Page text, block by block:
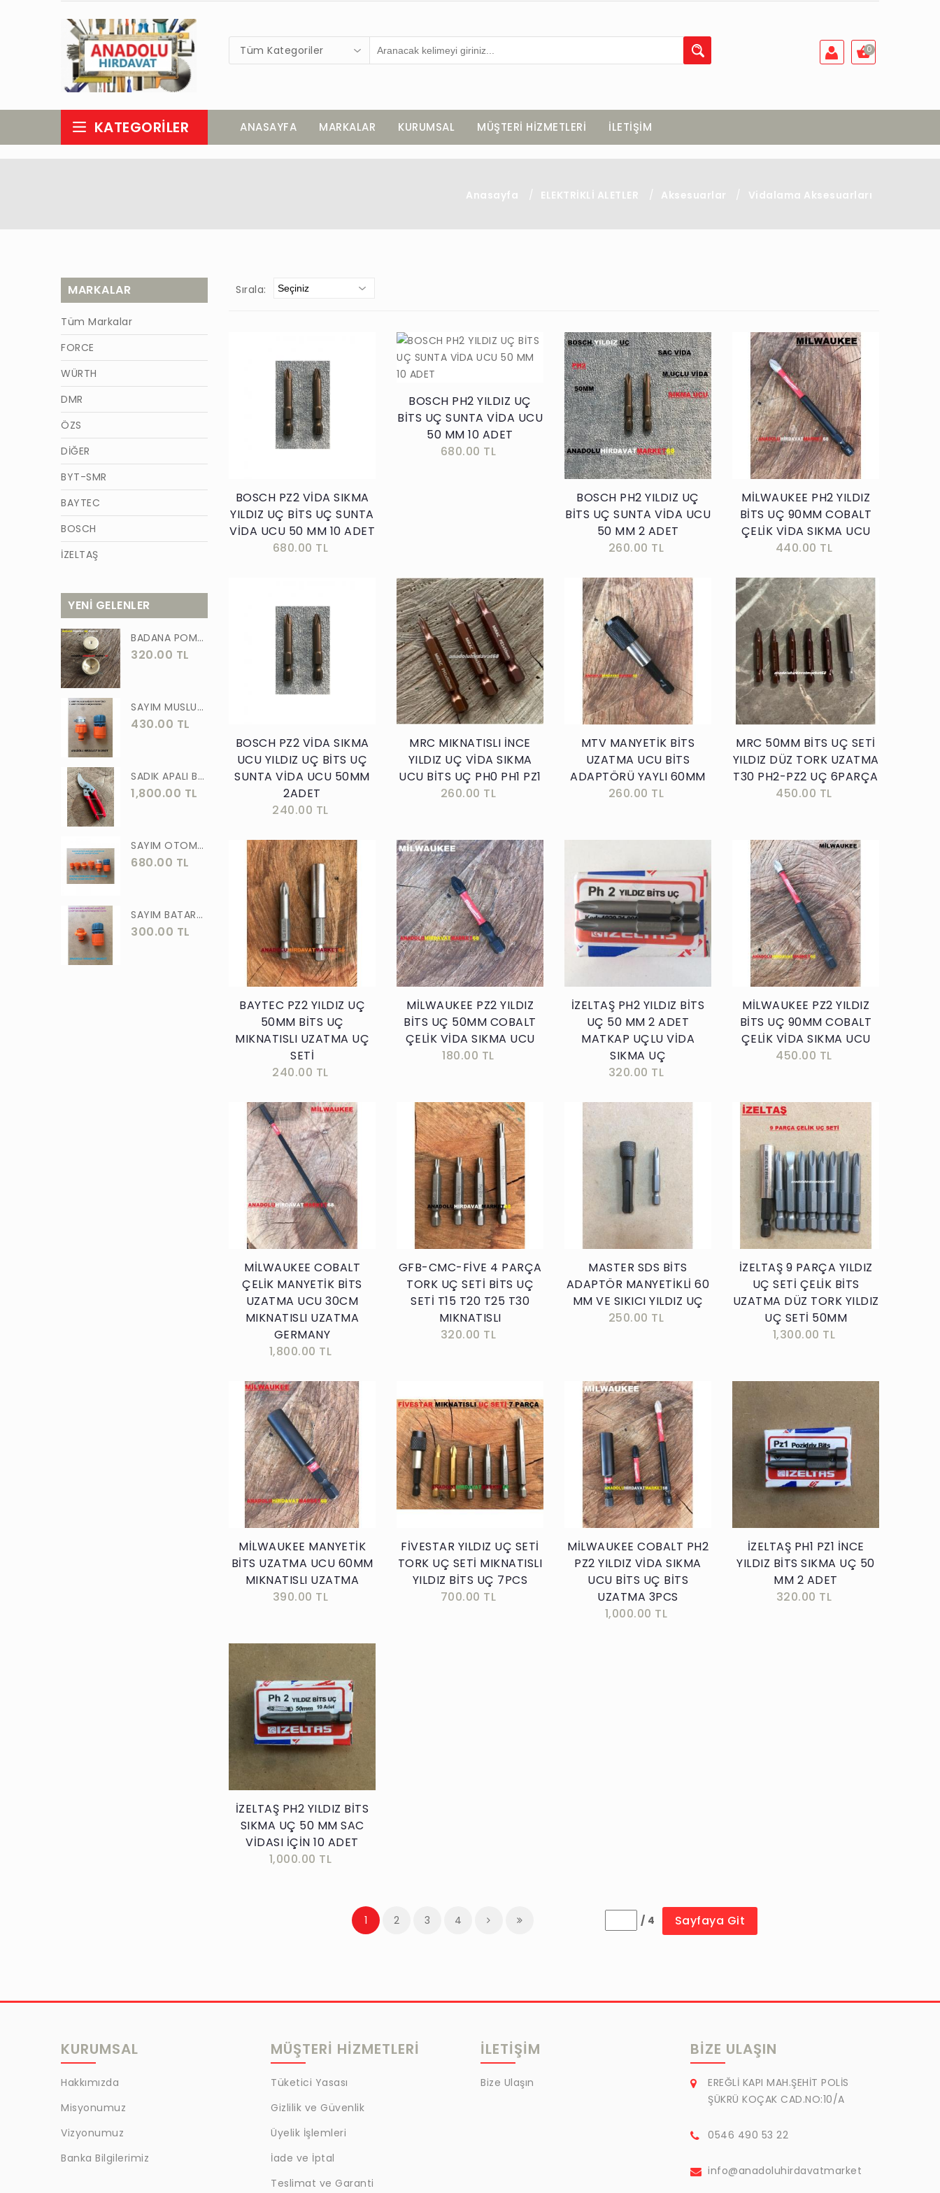
Tüm Kategoriler 0
KATEGORILER ANASAYFA MARKALAR KURUMSAL MÜŞTERİ HİZMETLERİ İLETİŞİM
Anasayfa / ELEKTRİKLİ ALETLER / Aksesuarlar / Vidalama Aksesuarları
MARKALAR
Tüm Markalar
FORCE
WÜRTH
DMR
ÖZS
DİĞER
BYT-SMR
BAYTEC
BOSCH
İZELTAŞ
ELTOS
milwaukee
FİVESTAR
GFB
BYT-SMR-MSM
SEGA
DMR-DST-SYT
ECOL TECH
GFB-DMR-BYT
GFB-DMR-FİVE
FİVE-CMC-GBF-DMR
MRC-BYT
DMR MASTER
FİVE-DMR-MASTER
YENİ GELENLER
BADANA POMPA UCU PİRİNÇ BADANA POMPASI YAYLI BAŞLIK UÇ 1 ADET
320.00 TL
SAYIM MUSLUK BAĞLANTI ADAPTÖRÜ VE OTOMATİK 2 Lİ SET ADAPTÖR
430.00 TL
SADIK APALI BAĞ BUDAMA MAKASI BİTKİ BUDAMA MAKASI EL YAPIMI
1,800.00 TL
SAYIM OTOMATİK MUSLUK VE BATARYA BAGLANTI ADAPTÖRÜ 6 PARÇA SET
680.00 TL
SAYIM BATARYA BAĞLANTI ADAPTÖRÜ OTOMATİK BATARYA BAGLANTISI 2 Lİ
300.00 TL
Sırala:
Sepete Ekle
BOSCH PZ2 VİDA SIKMA
YILDIZ UÇ BİTS UÇ SUNTA
VİDA UCU 50 MM 10 ADET
680.00 TL
BOSCH PH2 YILDIZ UÇ
BİTS UÇ SUNTA VİDA UCU
50 MM 10 ADET
680.00 TL
Sepete Ekle
BOSCH PH2 YILDIZ UÇ
BİTS UÇ SUNTA VİDA UCU
50 MM 2 ADET
260.00 TL
Sepete Ekle
MİLWAUKEE PH2 YILDIZ
BİTS UÇ 90MM COBALT
ÇELİK VİDA SIKMA UCU
440.00 TL
Sepete Ekle
BOSCH PZ2 VİDA SIKMA
UCU YILDIZ UÇ BİTS UÇ
SUNTA VİDA UCU 50MM
2ADET
240.00 TL
Sepete Ekle
MRC MIKNATISLI İNCE
YILDIZ UÇ VİDA SIKMA
UCU BİTS UÇ PH0 PH1 PZ1
260.00 TL
Sepete Ekle
MTV MANYETİK BİTS
UZATMA UCU BİTS
ADAPTÖRÜ YAYLI 60MM
260.00 TL
Sepete Ekle
MRC 50MM BİTS UÇ SETİ
YILDIZ DÜZ TORK UZATMA
T30 PH2-PZ2 UÇ 6PARÇA
450.00 TL
Sepete Ekle
BAYTEC PZ2 YILDIZ UÇ
50MM BİTS UÇ
MIKNATISLI UZATMA UÇ
SETİ
240.00 TL
Sepete Ekle
MİLWAUKEE PZ2 YILDIZ
BİTS UÇ 50MM COBALT
ÇELİK VİDA SIKMA UCU
180.00 TL
Sepete Ekle
İZELTAŞ PH2 YILDIZ BİTS
UÇ 50 MM 2 ADET
MATKAP UÇLU VİDA
SIKMA UÇ
320.00 TL
Sepete Ekle
MİLWAUKEE PZ2 YILDIZ
BİTS UÇ 90MM COBALT
ÇELİK VİDA SIKMA UCU
450.00 TL
Sepete Ekle
MİLWAUKEE COBALT
ÇELİK MANYETİK BİTS
UZATMA UCU 30CM
MIKNATISLI UZATMA
GERMANY
1,800.00 TL
Sepete Ekle
GFB-CMC-FİVE 4 PARÇA
TORK UÇ SETİ BİTS UÇ
SETİ T15 T20 T25 T30
MIKNATISLI
320.00 TL
Sepete Ekle
MASTER SDS BİTS
ADAPTÖR MANYETİKLİ 60
MM VE SIKICI YILDIZ UÇ
250.00 TL
Sepete Ekle
İZELTAŞ 9 PARÇA YILDIZ
UÇ SETİ ÇELİK BİTS
UZATMA DÜZ TORK YILDIZ
UÇ SETİ 50MM
1,300.00 TL
Sepete Ekle
MİLWAUKEE MANYETİK
BİTS UZATMA UCU 60MM
MIKNATISLI UZATMA
390.00 TL
Sepete Ekle
FİVESTAR YILDIZ UÇ SETİ
TORK UÇ SETİ MIKNATISLI
YILDIZ BİTS UÇ 7PCS
700.00 TL
Sepete Ekle
MİLWAUKEE COBALT PH2
PZ2 YILDIZ VİDA SIKMA
UCU BİTS UÇ BİTS
UZATMA 3PCS
1,000.00 TL
Sepete Ekle
İZELTAŞ PH1 PZ1 İNCE
YILDIZ BİTS SIKMA UÇ 50
MM 2 ADET
320.00 TL
Sepete Ekle
İZELTAŞ PH2 YILDIZ BİTS
SIKMA UÇ 50 MM SAC
VİDASI İÇİN 10 ADET
1,000.00 TL
1 2 3 4 / 4 Sayfaya Git
KURUMSAL
Hakkımızda
Misyonumuz
Vizyonumuz
Banka Bilgilerimiz
MÜŞTERİ HİZMETLERİ
Tüketici Yasası
Gizlilik ve Güvenlik
Üyelik İşlemleri
İade ve İptal
Teslimat ve Garanti
İLETİŞİM
Bize Ulaşın
BIZE ULAŞIN
EREĞLİ KAPI MAH.ŞEHİT POLİS
ŞÜKRÜ KOÇAK CAD.NO:10/A
0546 490 53 22
info@anadoluhirdavatmarket